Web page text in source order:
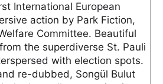
International European
action by Park Fiction,
Committee. Beautiful
the superdiverse St. Pauli
with election spots.
re-dubbed, Songül Bulut